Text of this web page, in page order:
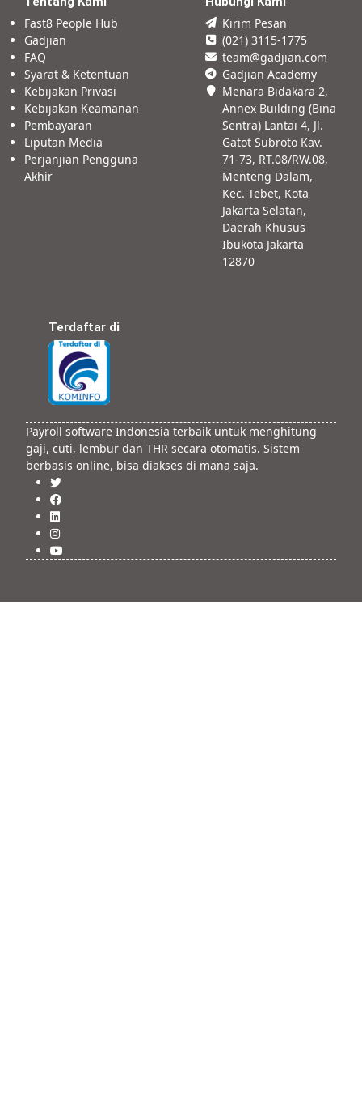
Fast8 People Hub
Gadjian
FAQ
Syarat & Ketentuan
Kebijakan Privasi
Kebijakan Keamanan
Pembayaran
Liputan Media
Perjanjian Pengguna
Akhir
Kirim Pesan
(021) 3115-1775
team@gadjian.com
Gadjian Academy
Menara Bidakara 2,
Annex Building (Bina
Sentra) Lantai 4, Jl.
Gatot Subroto Kav.
71-73, RT.08/RW.08,
Menteng Dalam,
Kec. Tebet, Kota
Jakarta Selatan,
Daerah Khusus
Ibukota Jakarta
12870
Terdaftar di
Payroll software Indonesia terbaik untuk menghitung
gaji, cuti, lembur dan THR secara otomatis. Sistem
berbasis online, bisa diakses di mana saja.